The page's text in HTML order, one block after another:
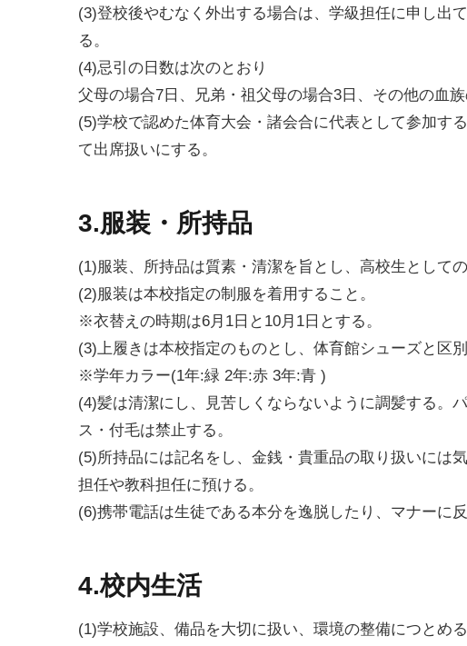
(3)登校後やむなく外出する場合は、学級担任に申し出
る。
(4)忌引の日数は次のとおり
父母の場合7日、兄弟・祖父母の場合3日、その他の血族
(5)学校で認めた体育大会・諸会合に代表として参加す
て出席扱いにする。
3.服装・所持品
(1)服装、所持品は質素・清潔を旨とし、高校生として
(2)服装は本校指定の制服を着用すること。
※衣替えの時期は6月1日と10月1日とする。
(3)上履きは本校指定のものとし、体育館シューズと区別
※学年カラー(1年:緑 2年:赤 3年:青 )
(4)髪は清潔にし、見苦しくならないように調髪する。
ス・付毛は禁止する。
(5)所持品には記名をし、金銭・貴重品の取り扱いには
担任や教科担任に預ける。
(6)携帯電話は生徒である本分を逸脱したり、マナーに
4.校内生活
(1)学校施設、備品を大切に扱い、環境の整備につとめ